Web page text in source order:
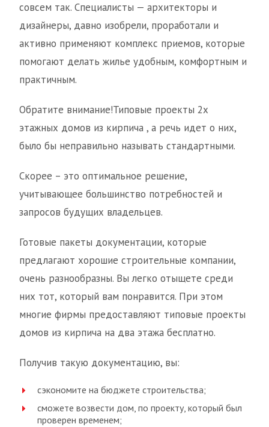
совсем так. Специалисты — архитекторы и
дизайнеры, давно изобрели, проработали и
активно применяют комплекс приемов, которые
помогают делать жилье удобным, комфортным и
практичным.
Обратите внимание!Типовые проекты 2х
этажных домов из кирпича , а речь идет о них,
было бы неправильно называть стандартными.
Скорее – это оптимальное решение,
учитывающее большинство потребностей и
запросов будущих владельцев.
Готовые пакеты документации, которые
предлагают хорошие строительные компании,
очень разнообразны. Вы легко отыщете среди
них тот, который вам понравится. При этом
многие фирмы предоставляют типовые проекты
домов из кирпича на два этажа бесплатно.
Получив такую документацию, вы:
сэкономите на бюджете строительства;
сможете возвести дом, по проекту, который был
проверен временем;